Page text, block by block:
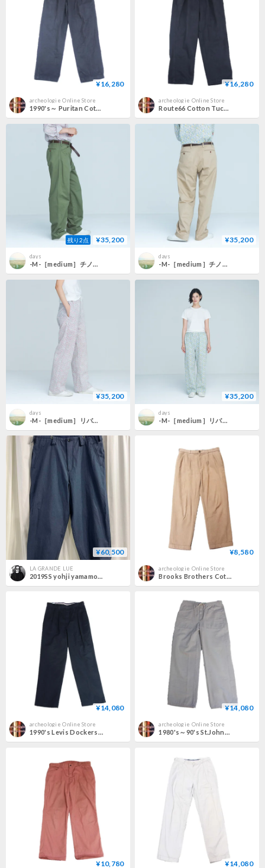
¥16,280
archeologie Online Store
1990's～ Puritan Cottonpolyester Tuck Pants
¥16,280
archeologie Online Store
Route66 Cotton Tuck Pants
残り2点 ¥35,200
days
-M-［medium］チノクロスパンツ Teddy / カーキグリーン
¥35,200
days
-M-［medium］チノクロスパンツ Teddy / ピンキッシュベージュ
¥35,200
days
-M-［medium］リバティパンツ Harper / ルーベンズ ローズ
¥35,200
days
-M-［medium］リバティパンツ Harper / ブルー ポプリ
¥60,500
LA GRANDE LUE
2019SS yohji yamamoto pour homme ワイドコットンパンツ（HH-P51-017）
¥8,580
archeologie Online Store
Brooks Brothers Cotton Tuck Pants
¥14,080
archeologie Online Store
1990's Levis Dockers Cotton Tuck Pants
¥14,080
archeologie Online Store
1980's～90's St.Johns Bay Easytype Cotton Pants
¥10,780 ¥14,080